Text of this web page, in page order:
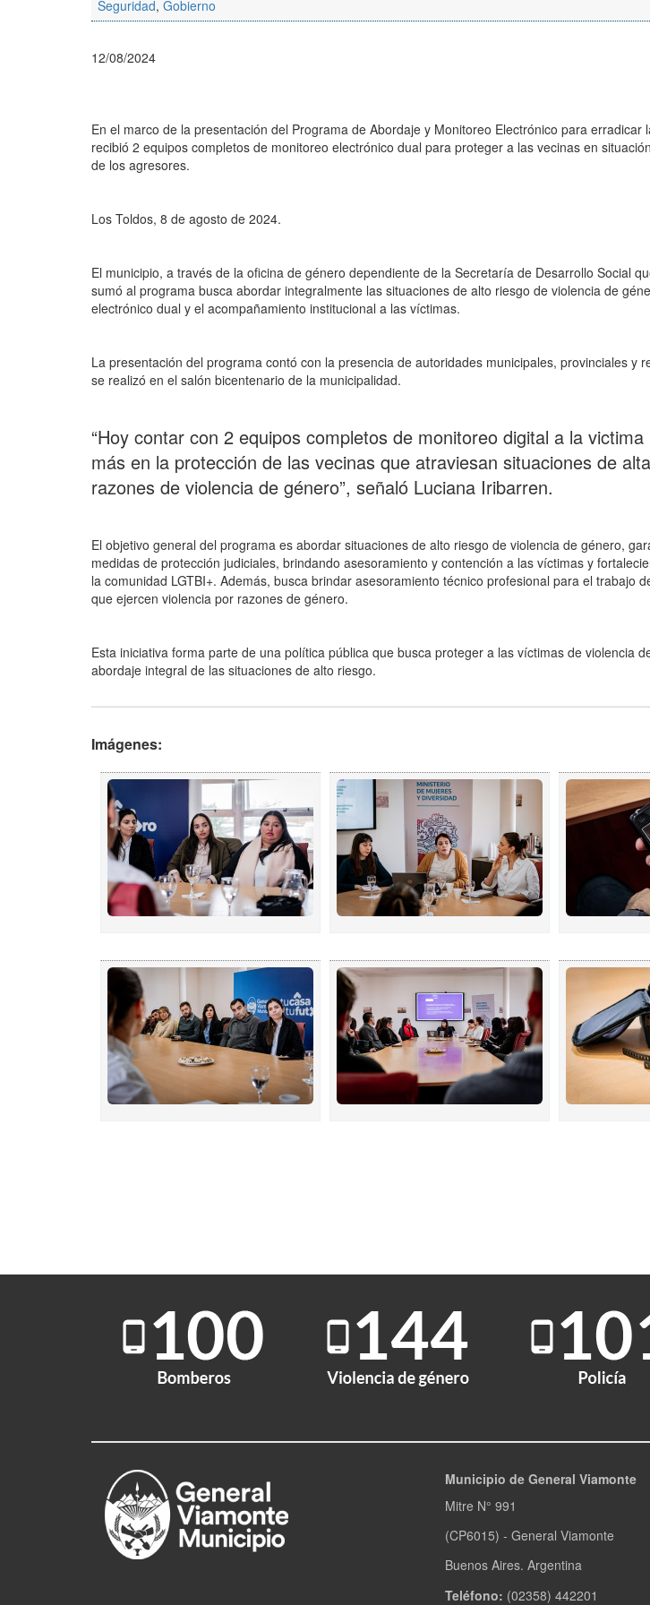
Seguridad, Gobierno
12/08/2024
En el marco de la presentación del Programa de Abordaje y Monitoreo Electrónico para erradicar
recibió 2 equipos completos de monitoreo electrónico dual para proteger a las vecinas en
de los agresores.
Los Toldos, 8 de agosto de 2024.
El municipio, a través de la oficina de género dependiente de la Secretaría de Desarrollo Social
sumó al programa busca abordar integralmente las situaciones de alto riesgo de violencia de
electrónico dual y el acompañamiento institucional a las víctimas.
La presentación del programa contó con la presencia de autoridades municipales, provinciales y
se realizó en el salón bicentenario de la municipalidad.
“Hoy contar con 2 equipos completos de monitoreo digital a la
más en la protección de las vecinas que atraviesan situaciones de
razones de violencia de género”, señaló Luciana Iribarren.
El objetivo general del programa es abordar situaciones de alto riesgo de violencia de género,
medidas de protección judiciales, brindando asesoramiento y contención a las víctimas y
la comunidad LGTBI+. Además, busca brindar asesoramiento técnico profesional para el trabajo
que ejercen violencia por razones de género.
Esta iniciativa forma parte de una política pública que busca proteger a las víctimas de violencia
abordaje integral de las situaciones de alto riesgo.
Imágenes:
Municipio de General Viamonte
Mitre N° 991
(CP6015) - General Viamonte
Buenos Aires. Argentina
Teléfono: (02358) 442201